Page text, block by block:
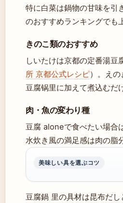
特に白菜は鍋物の甘味を引
のおすすめランキングでも
きのこ類のおすすめ
しいたけは京都の定番湯
所 京都公式レシピ）。え
豆腐锅里に加えて煮込むだ
肉・魚の変わり種
豆腐 aloneで食べたい場合
水炊き風の満足感は肉の脂
美味しい具を選ぶコツ
豆腐鍋 里の具材は昆布だ